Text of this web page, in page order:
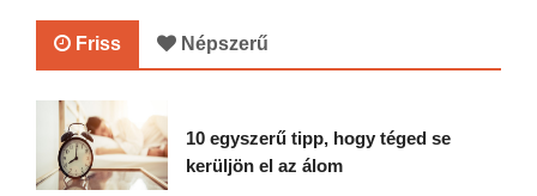
Friss Népszerű
10 egyszerű tipp, hogy téged se
kerüljön el az álom